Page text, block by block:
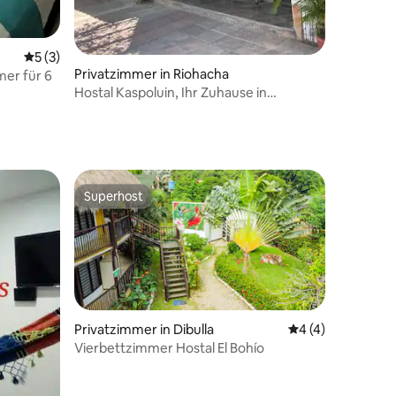
Durchschnittliche Bewertung: 5 von 5, 3 Bewertungen
5 (3)
für 6
Privatzimmer in Riohacha
Hostal Kaspoluin, Ihr Zuhause in
Superhost
Superhost
Privatzimmer in Dibulla
4 (4)
Vierbettzimmer Hostal El Bohío